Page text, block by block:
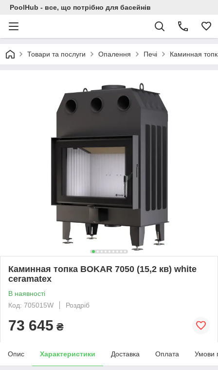
PoolHub - все, що потрібно для басейнів
Товари та послуги Опалення Печі Каминная
Каминная топка BOKAR 7050 (15,2 кв) white
ceramatex
В наявності
Код: 705015W
Роздріб
73 645 ₴
Опис Характеристики Доставка Оплата Умови